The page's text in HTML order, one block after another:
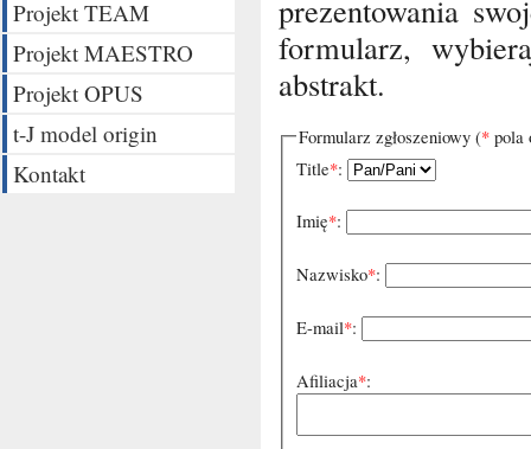
Projekt TEAM
Projekt MAESTRO
Projekt OPUS
t-J model origin
Kontakt
prezentowania
formularz,
abstrakt.
Formularz zgłoszeniowy (* pola
Title*:
Imię*:
Nazwisko*:
E-mail*:
Afiliacja*: